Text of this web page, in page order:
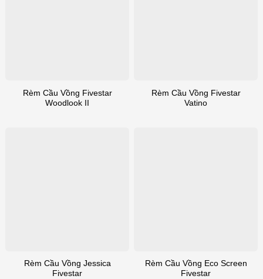
Rèm Cầu Vồng Fivestar
Woodlook II
Rèm Cầu Vồng Fivestar
Vatino
Rèm Cầu Vồng Jessica
Fivestar
Rèm Cầu Vồng Eco Screen
Fivestar